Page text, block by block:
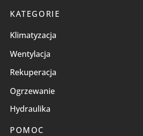
KATEGORIE
Klimatyzacja
Wentylacja
Rekuperacja
Ogrzewanie
Hydraulika
POMOC